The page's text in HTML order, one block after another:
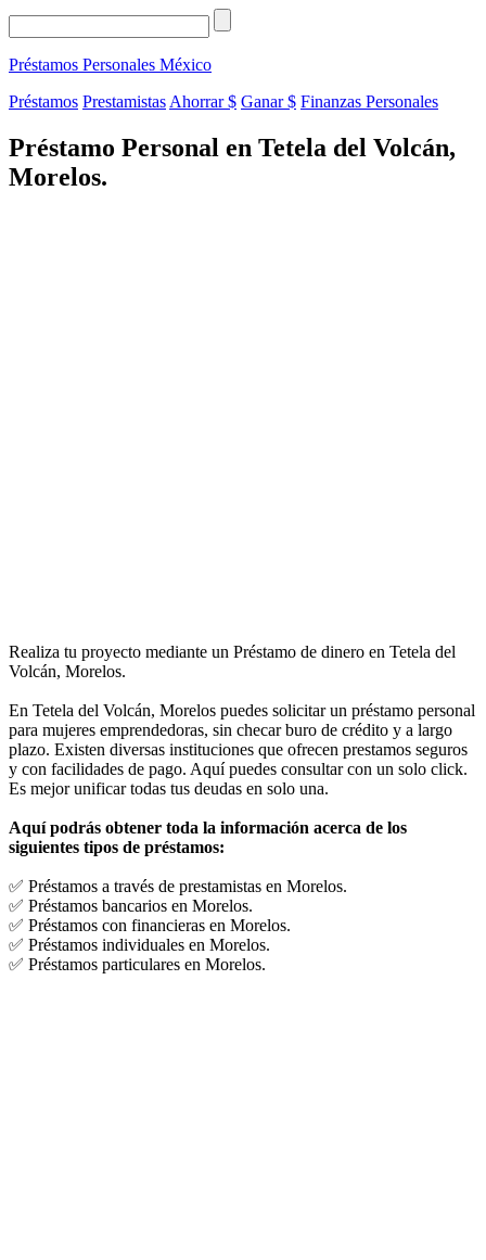
Préstamos Personales México
Préstamos Prestamistas Ahorrar $ Ganar $ Finanzas Personales
Préstamo Personal en Tetela del Volcán,
Morelos.
Realiza tu proyecto mediante un Préstamo de dinero en Tetela del
Volcán, Morelos.
En Tetela del Volcán, Morelos puedes solicitar un préstamo personal
para mujeres emprendedoras, sin checar buro de crédito y a largo
plazo. Existen diversas instituciones que ofrecen prestamos seguros
y con facilidades de pago. Aquí puedes consultar con un solo click.
Es mejor unificar todas tus deudas en solo una.
Aquí podrás obtener toda la información acerca de los
siguientes tipos de préstamos:
✅ Préstamos a través de prestamistas en Morelos.
✅ Préstamos bancarios en Morelos.
✅ Préstamos con financieras en Morelos.
✅ Préstamos individuales en Morelos.
✅ Préstamos particulares en Morelos.